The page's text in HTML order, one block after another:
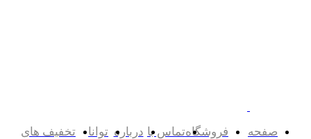
صفحه
فروشگاهتماس با درباره توانا
تخفیف های